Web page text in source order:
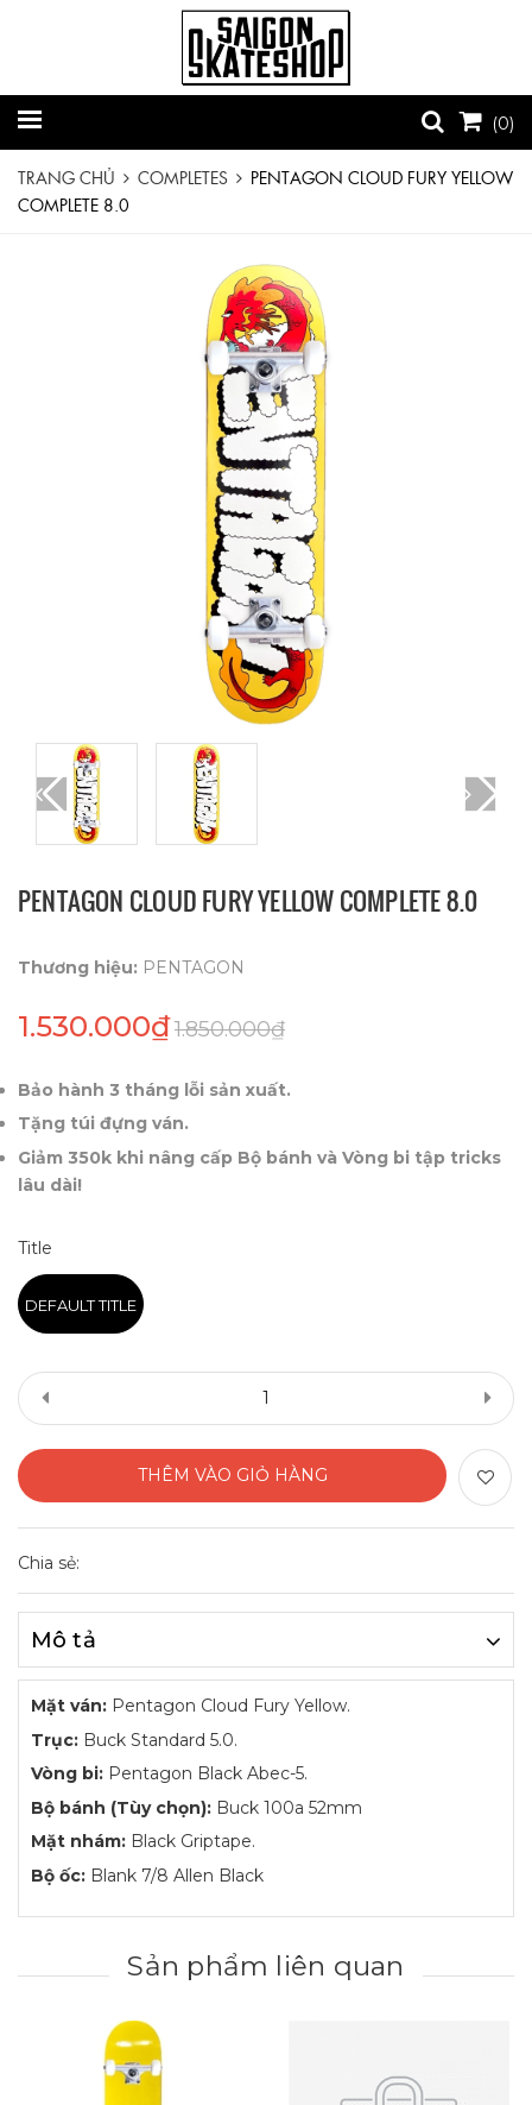
(0)
TRANG CHỦ COMPLETES
PENTAGON CLOUD FURY YELLOW
COMPLETE 8.0
PENTAGON CLOUD FURY YELLOW COMPLETE 8.0
Thương hiệu: PENTAGON
1.530.000₫1.850.000₫
Bảo hành 3 tháng lỗi sản xuất.
Tặng túi đựng ván.
Giảm 350k khi nâng cấp Bộ bánh và Vòng bi tập tricks
lâu dài!
Title
DEFAULT TITLE
THÊM VÀO GIỎ HÀNG
Chia sẻ:
Mô tả
Mặt ván: Pentagon Cloud Fury Yellow.
Trục: Buck Standard 5.0.
Vòng bi: Pentagon Black Abec-5.
Bộ bánh (Tùy chọn): Buck 100a 52mm
Mặt nhám: Black Griptape.
Bộ ốc: Blank 7/8 Allen Black
Sản phẩm liên quan